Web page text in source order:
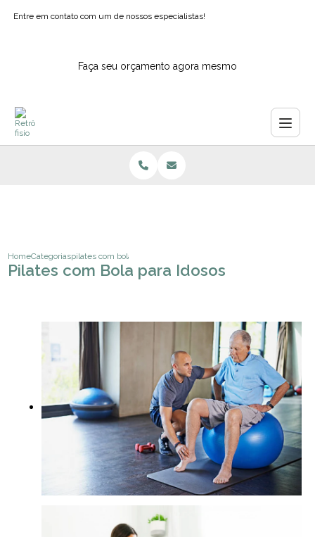
Entre em contato com um de nossos especialistas!
Faça seu orçamento agora mesmo
HomeCategoriaspilates com bola para idosos
Pilates com Bola para Idosos